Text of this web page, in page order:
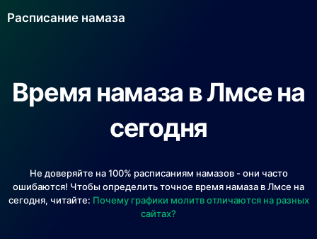
Расписание намаза
Время намаза в Лмсе на
сегодня
Не доверяйте на 100% расписаниям намазов - они часто
ошибаются! Чтобы определить точное время намаза в Лмсе на
сегодня, читайте: Почему графики молитв отличаются на разных
сайтах?